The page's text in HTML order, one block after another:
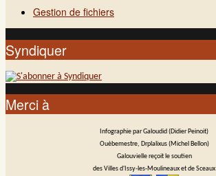
Gestion de fichiers
Syndiquer
Merci à
Infographie par Galoudid (Didier Peinoit)
Ouèbemestre, Drplalixus (Michel Bellon)
Galouvielle reçoit le soutien
des Villes d'Issy-les-Moulineaux et de Sceaux